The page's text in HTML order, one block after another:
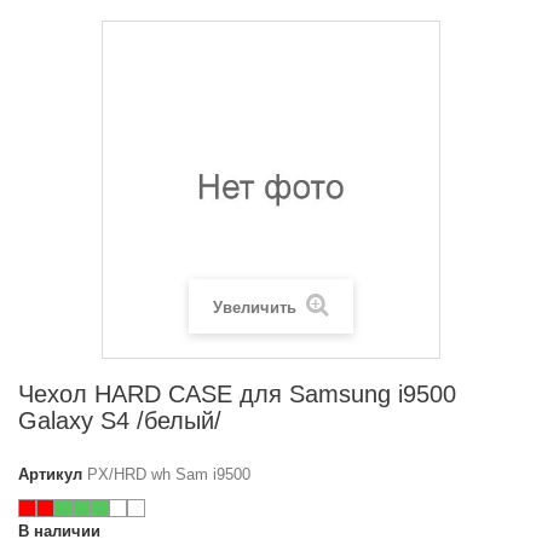
Увеличить
Чехол HARD CASE для Samsung i9500
Galaxy S4 /белый/
Артикул PX/HRD wh Sam i9500
В наличии